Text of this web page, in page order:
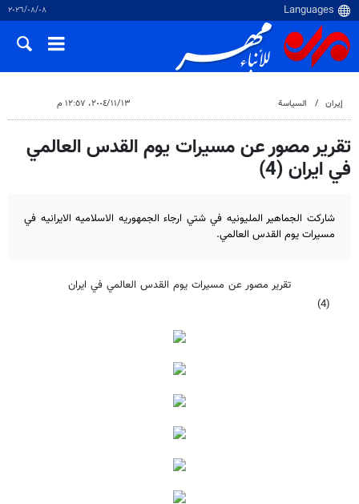
٠٨‏/٠٨‏/٢٠٢٦
إيران السياسة ١٣‏/١١‏/٢٠٠٤، ١٢:٥٧ م
تقرير مصور عن مسيرات يوم القدس العالمي
في ايران (4)
شاركت الجماهير المليونيه في شتي ارجاء الجمهوريه الاسلاميه الايرانيه في
مسيرات يوم القدس العالمي.
تقرير مصور عن مسيرات يوم القدس العالمي في ايران
(4)